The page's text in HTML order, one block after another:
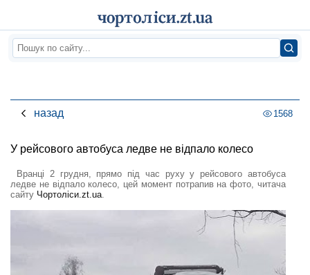
назад 1568
У рейсового автобуса ледве не відпало колесо
Вранці 2 грудня, прямо під час руху у рейсового автобуса
ледве не відпало колесо, цей момент потрапив на фото, читача
сайту Чортоліси.zt.ua.